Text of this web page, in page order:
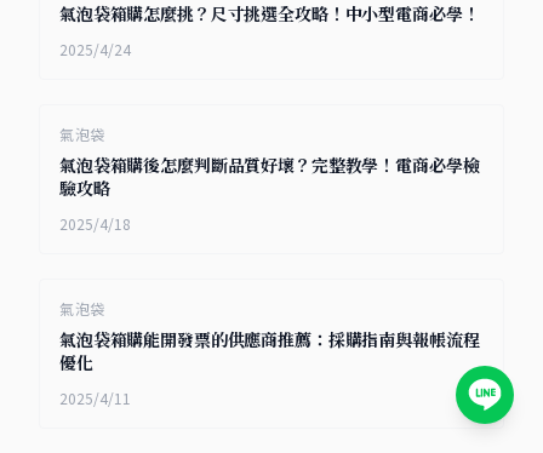
氣泡袋箱購怎麼挑？尺寸挑選全攻略！中小型電商必學！
2025/4/24
氣泡袋
氣泡袋箱購後怎麼判斷品質好壞？完整教學！電商必學檢
驗攻略
2025/4/18
氣泡袋
氣泡袋箱購能開發票的供應商推薦：採購指南與報帳流程
優化
2025/4/11